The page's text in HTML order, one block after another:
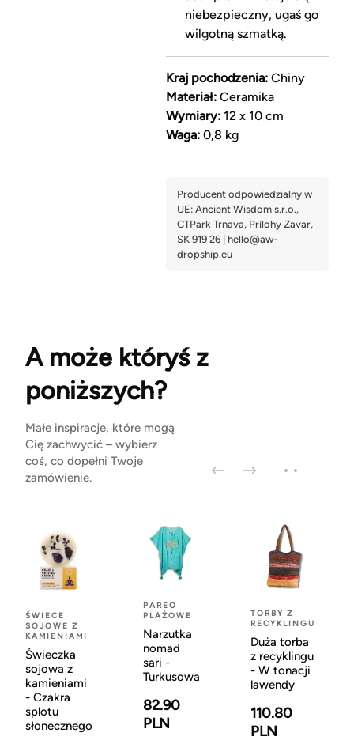
niebezpieczny, ugaś go
wilgotną szmatką.
Kraj pochodzenia:Chiny
Materiał:Ceramika
Wymiary:12 x 10 cm
Waga:0,8 kg
A może któryś z
poniższych?
Małe inspiracje, które mogą
Cię zachwycić – wybierz
coś, co dopełni Twoje
zamówienie.
ŚWIECE
SOJOWE Z
KAMIENIAMI
Świeczka
sojowa z
kamieniami
- Czakra
splotu
słonecznego
PAREO
PLAŻOWE
Narzutka
nomad
sari -
Turkusowa
82.90
PLN
TORBY Z
RECYKLINGU
Duża torba
z recyklingu
- W tonacji
lawendy
110.80
PLN